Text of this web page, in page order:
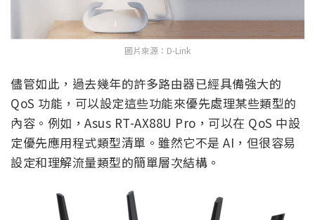
圖片來源：D-Link
儘管如此，過去幾年的許多路由器已經具備強大的
QoS 功能，可以設定這些功能來優先處理某些類型的
內容。例如，Asus RT-AX88U Pro，可以在 QoS 中設
定優先應用程式類型清單。雖然它不是 AI，但很容易
設定和理解流量類型的簡單層次結構。